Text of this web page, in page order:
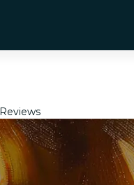
Reviews